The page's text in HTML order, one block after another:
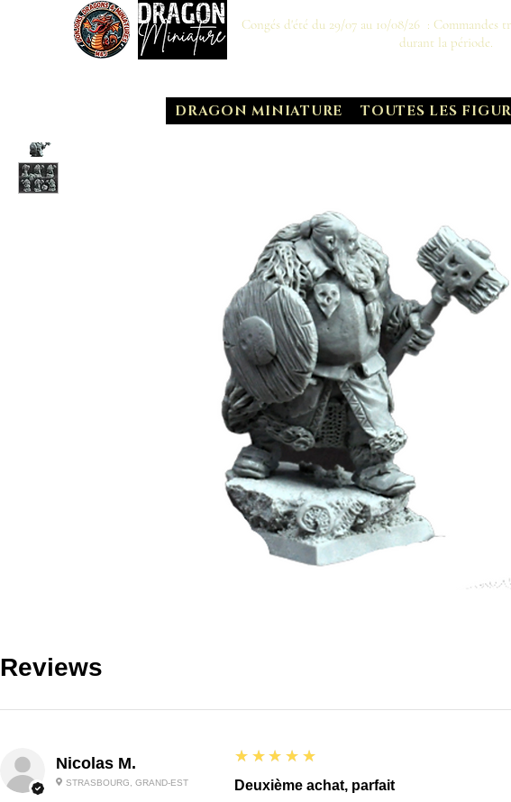
Congés d'été du 29/07 au 10/08/26 : Commandes
durant la période.
DRAGON MINIATURE TOUTES LES
Reviews
Nicolas M.
STRASBOURG, GRAND-EST
5
★★★★★
Deuxième achat, parfait